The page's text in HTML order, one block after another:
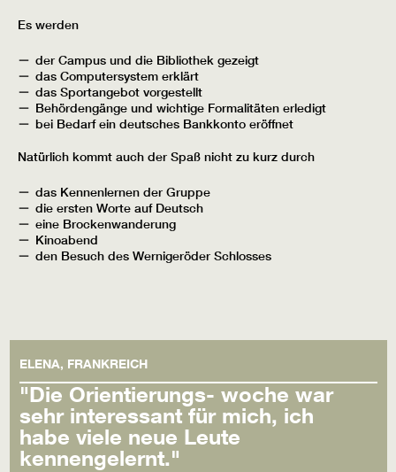
Es werden
der Campus und die Bibliothek gezeigt
das Computersystem erklärt
das Sportangebot vorgestellt
Behördengänge und wichtige Formalitäten erledigt
bei Bedarf ein deutsches Bankkonto eröffnet
Natürlich kommt auch der Spaß nicht zu kurz durch
das Kennenlernen der Gruppe
die ersten Worte auf Deutsch
eine Brockenwanderung
Kinoabend
den Besuch des Wernigeröder Schlosses
ELENA, FRANKREICH
"Die Orientierungs- woche war
sehr interessant für mich, ich
habe viele neue Leute
kennengelernt."